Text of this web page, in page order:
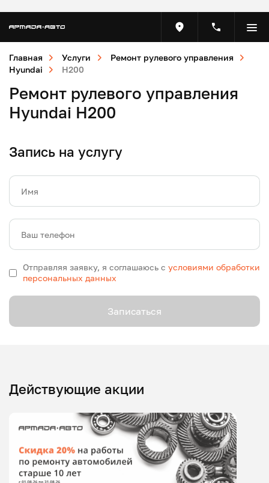
Главная Услуги
Ремонт рулевого управления
Hyundai
H200
Ремонт рулевого управления
Hyundai H200
Запись на услугу
Имя
Ваш телефон
Отправляя заявку, я соглашаюсь с условиями обработки
персональных данных
Записаться
Действующие акции